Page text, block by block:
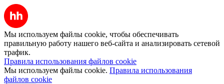
Мы используем файлы cookie, чтобы обеспечивать
правильную работу нашего веб-сайта и анализировать сетевой
трафик.
Правила использования файлов cookie
Мы используем файлы cookie. Правила использования
файлов cookie